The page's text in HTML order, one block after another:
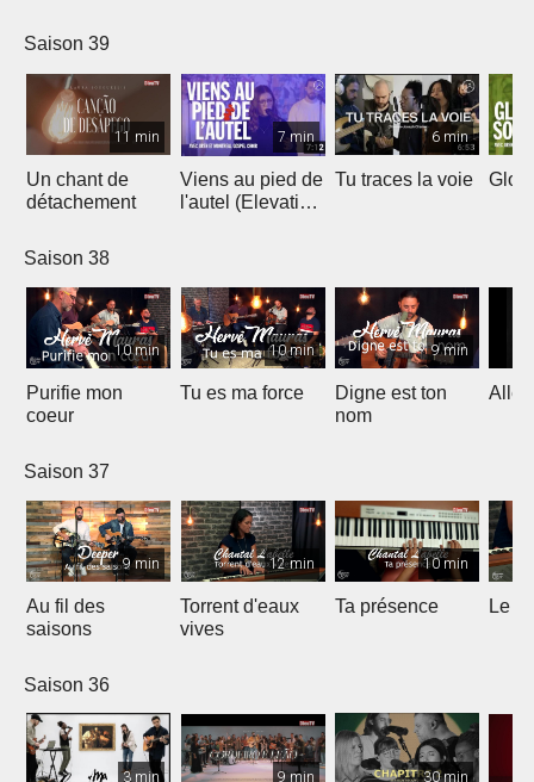
Saison 39
11 min
Un chant de
détachement
7 min
Viens au pied de
l'autel (Elevation
6 min
Tu traces la voie
Saison 38
10 min
Purifie mon
coeur
10 min
Tu es ma force
9 min
Digne est ton
nom
Saison 37
9 min
Au fil des
saisons
12 min
Torrent d'eaux
vives
10 min
Ta présence Le
Saison 36
3 min 9 min 30 min